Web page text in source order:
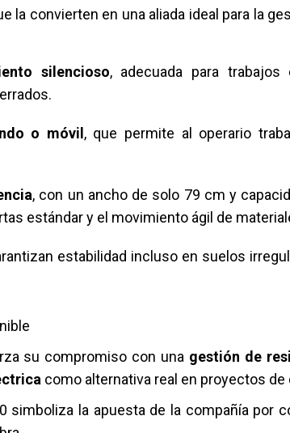
la convierten en una aliada ideal para la
silencioso, adecuada para trabajos
o móvil , que permite al operario
, con un ancho de solo 79 cm y
estándar y el movimiento ágil de
estabilidad incluso en suelos
su compromiso con una gestión de
como alternativa real en proyectos de
simboliza la apuesta de la compañía por